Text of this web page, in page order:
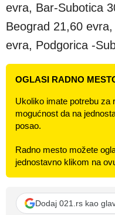
evra, Bar-Subotica
Beograd 21,60
evra, Podgorica -
OGLASI RADNO
Ukoliko imate potrebu za
mogućnost da na
posao.
Radno mesto možete
jednostavno klikom na
Dodaj 021.rs kao